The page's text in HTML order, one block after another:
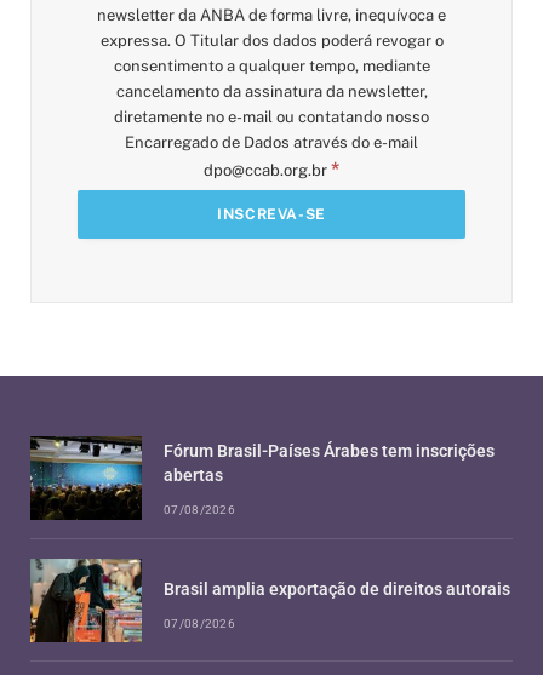
newsletter da ANBA de forma livre, inequívoca e
expressa. O Titular dos dados poderá revogar o
consentimento a qualquer tempo, mediante
cancelamento da assinatura da newsletter,
diretamente no e-mail ou contatando nosso
Encarregado de Dados através do e-mail
dpo@ccab.org.br *
Fórum Brasil-Países Árabes tem inscrições
abertas
07/08/2026
Brasil amplia exportação de direitos autorais
07/08/2026